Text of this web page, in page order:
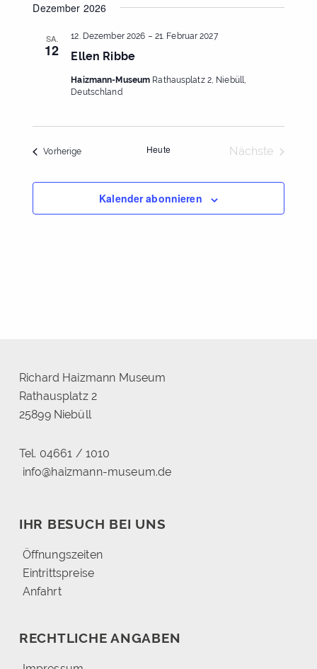
Dezember 2026
SA.
12 Ellen Ribbe
12. Dezember 2026 – 21. Februar 2027
Haizmann-Museum Rathausplatz 2, Niebüll,
Deutschland
VorherigeVeranstaltungen Heute
Nächste
Kalender abonnieren
Richard Haizmann Museum
Rathausplatz 2
25899 Niebüll
Tel. 04661 / 1010
info@haizmann-museum.de
IHR BESUCH BEI UNS
Öffnungszeiten
Eintrittspreise
Anfahrt
RECHTLICHE ANGABEN